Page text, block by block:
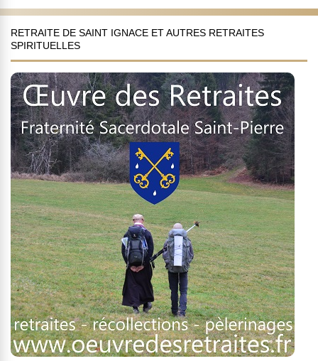
RETRAITE DE SAINT IGNACE ET AUTRES RETRAITES
SPIRITUELLES